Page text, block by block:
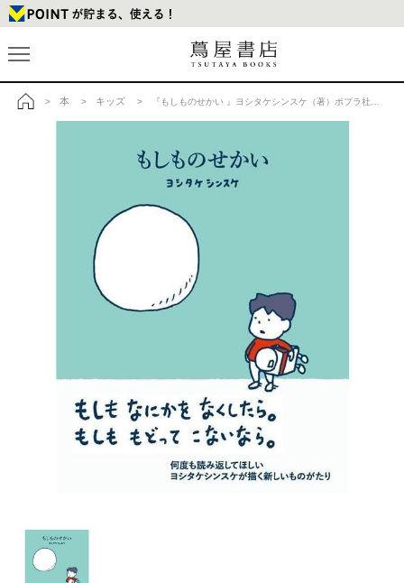
> 本 > キッズ > 『もしものせかい 』ヨシタケシンスケ（著）ポプラ社の商品詳細